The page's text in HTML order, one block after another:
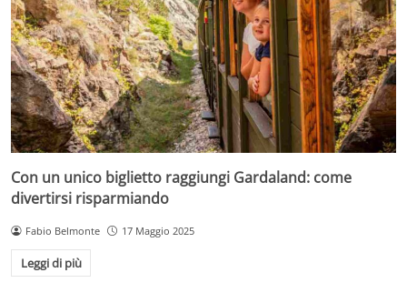
Con un unico biglietto raggiungi Gardaland: come
divertirsi risparmiando
Fabio Belmonte 17 Maggio 2025
Leggi di più